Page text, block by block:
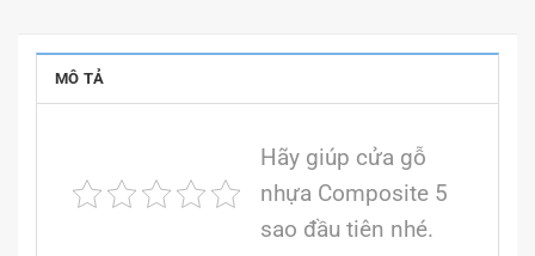
MÔ TẢ
Hãy giúp cửa gỗ
nhựa Composite 5
sao đầu tiên nhé.